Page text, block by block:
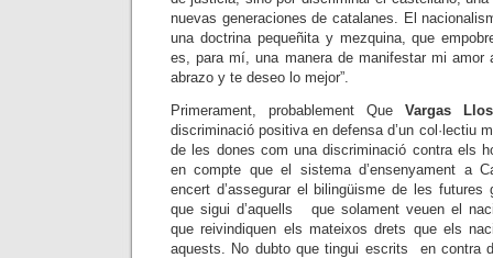
nuevas generaciones de catalanes. El
una doctrina pequeñita y mezquina, que
es, para mí, una manera de manifestar mi amor
abrazo y te deseo lo mejor”.
Primerament, probablement QueVargas
discriminació positiva en defensa d’un col·lectiu
de les dones com una discriminació contra els
en compte que el sistema d’ensenyament a
encert d’assegurar el bilingüisme de les
que sigui d’aquells que solament veuen el
que reivindiquen els mateixos drets que els
aquests. No dubto que tingui escrits en contra